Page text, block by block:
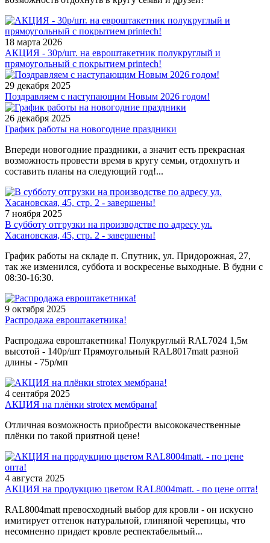
18 марта 2026
АКЦИЯ - 30р/шт. на евроштакетник полукруглый и
прямоугольный с покрытием printech!
29 декабря 2025
Поздравляем с наступающим Новым 2026 годом!
26 декабря 2025
График работы на новогодние праздники
Впереди новогодние праздники, а значит есть прекрасная
возможность провести время в кругу семьи, отдохнуть и
составить планы на следующий год!...
7 ноября 2025
В субботу отгрузки на производстве по адресу ул.
Хасановская, 45, стр. 2 - завершены!
График работы на складе п. Спутник, ул. Придорожная, 27,
так же изменился, суббота и воскресенье выходные. В будни с
08:30-16:30.
9 октября 2025
Распродажа евроштакетника!
Распродажа евроштакетника! Полукруглый RAL7024 1,5м
высотой - 140р/шт Прямоугольный RAL8017matt разной
длины - 75р/мп
4 сентября 2025
АКЦИЯ на плёнки strotex мембрана!
Отличная возможность приобрести высококачественные
плёнки по такой приятной цене!
4 августа 2025
АКЦИЯ на продукцию цветом RAL8004matt. - по цене опта!
RAL8004matt превосходный выбор для кровли - он искусно
имитирует оттенок натуральной, глиняной черепицы, что
несомненно придает кровле респектабельный...